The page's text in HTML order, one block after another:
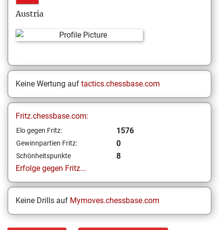
Austria
Keine Wertung auf tactics.chessbase.com
Fritz.chessbase.com:
Elo gegen Fritz: 1576
Gewinnpartien Fritz: 0
Schönheitspunkte
8
Erfolge gegen Fritz...
Keine Drills auf Mymoves.chessbase.com